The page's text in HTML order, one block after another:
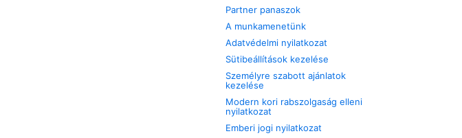
Partner panaszok
A munkamenetünk
Adatvédelmi nyilatkozat
Sütibeállítások kezelése
Személyre szabott ajánlatok
kezelése
Modern kori rabszolgaság elleni
nyilatkozat
Emberi jogi nyilatkozat